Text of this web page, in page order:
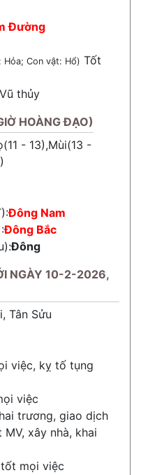
Đường
Hỏa; Con vật: Hổ) Tốt
Vũ thủy
HOÀNG ĐẠO)
- 13),Mùi(13 -
Đông Nam
Đông Bắc
Đông
NGÀY 10-2-2026,
Tân Sửu
việc, kỵ tố tụng
việc
trương, giao dịch
MV, xây nhà, khai
mọi việc